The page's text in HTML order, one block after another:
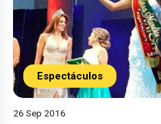
Espectáculos
26 Sep 2016